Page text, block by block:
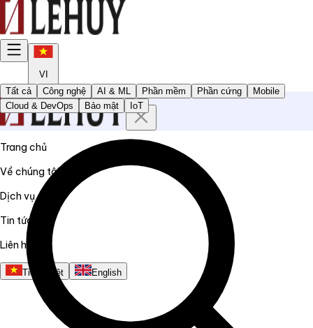
VI
Trang chủ
Về chúng tôi
Dịch vụ
Tin tức
Liên hệ
Tiếng Việt English
Tất cả Công nghệ AI & ML Phần mềm Phần cứng
Mobile
Cloud & DevOps
Bảo mật IoT